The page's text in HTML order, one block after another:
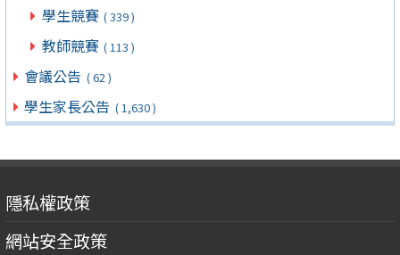
學生競賽 ( 339 )
教師競賽 ( 113 )
會議公告 ( 62 )
學生家長公告 ( 1,630 )
隱私權政策
網站安全政策